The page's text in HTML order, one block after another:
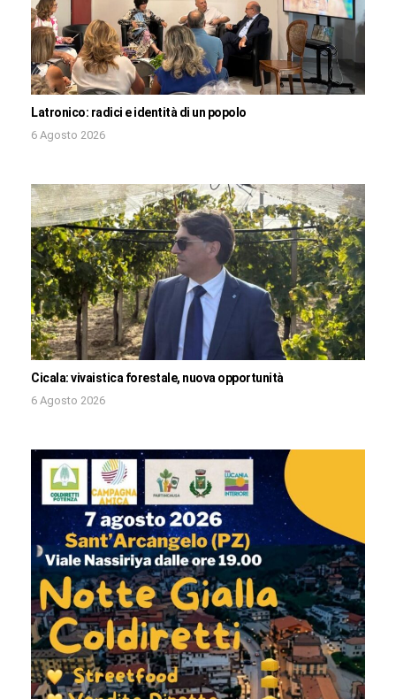
Latronico: radici e identità di un popolo
6 Agosto 2026
Cicala: vivaistica forestale, nuova opportunità
6 Agosto 2026